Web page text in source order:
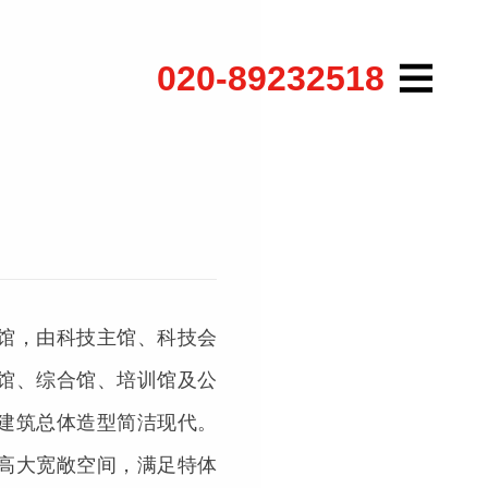
020-89232518
，由科技主馆、科技会
、综合馆、培训馆及公
筑总体造型简洁现代。
大宽敞空间，满足特体